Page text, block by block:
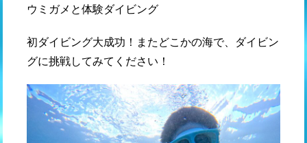
ウミガメと体験ダイビング
初ダイビング大成功！またどこかの海で、ダイビン
グに挑戦してみてください！